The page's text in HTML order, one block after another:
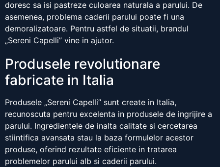
doresc sa isi pastreze culoarea naturala a parului. De
asemenea, problema caderii parului poate fi una
demoralizatoare. Pentru astfel de situatii, brandul
„Sereni Capelli” vine in ajutor.
Produsele revolutionare
fabricate in Italia
Produsele „Sereni Capelli” sunt create in Italia,
recunoscuta pentru excelenta in produsele de ingrijire a
parului. Ingredientele de inalta calitate si cercetarea
stiintifica avansata stau la baza formulelor acestor
produse, oferind rezultate eficiente in tratarea
problemelor parului alb si caderii parului.